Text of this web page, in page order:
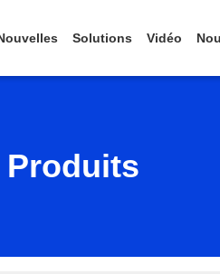
Solutions Vidéo
Produits